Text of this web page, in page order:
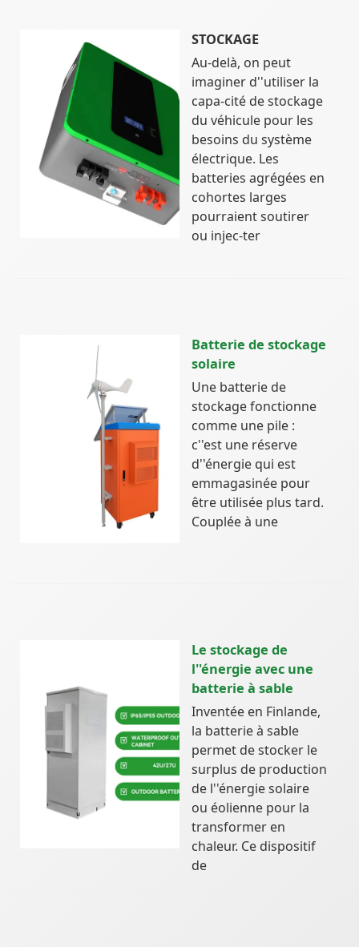
STOCKAGE
Au-delà, on peut
imaginer d''utiliser la
capa-cité de stockage
du véhicule pour les
besoins du système
électrique. Les
batteries agrégées en
cohortes larges
pourraient soutirer
ou injec-ter
Batterie de stockage
solaire
Une batterie de
stockage fonctionne
comme une pile :
c''est une réserve
d''énergie qui est
emmagasinée pour
être utilisée plus tard.
Couplée à une
Le stockage de
l''énergie avec une
batterie à sable
Inventée en Finlande,
la batterie à sable
permet de stocker le
surplus de production
de l''énergie solaire
ou éolienne pour la
transformer en
chaleur. Ce dispositif
de